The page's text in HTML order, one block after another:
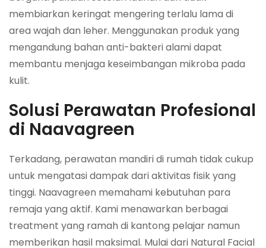
membiarkan keringat mengering terlalu lama di
area wajah dan leher. Menggunakan produk yang
mengandung bahan anti-bakteri alami dapat
membantu menjaga keseimbangan mikroba pada
kulit.
Solusi Perawatan Profesional
di Naavagreen
Terkadang, perawatan mandiri di rumah tidak cukup
untuk mengatasi dampak dari aktivitas fisik yang
tinggi. Naavagreen memahami kebutuhan para
remaja yang aktif. Kami menawarkan berbagai
treatment yang ramah di kantong pelajar namun
memberikan hasil maksimal. Mulai dari Natural Facial